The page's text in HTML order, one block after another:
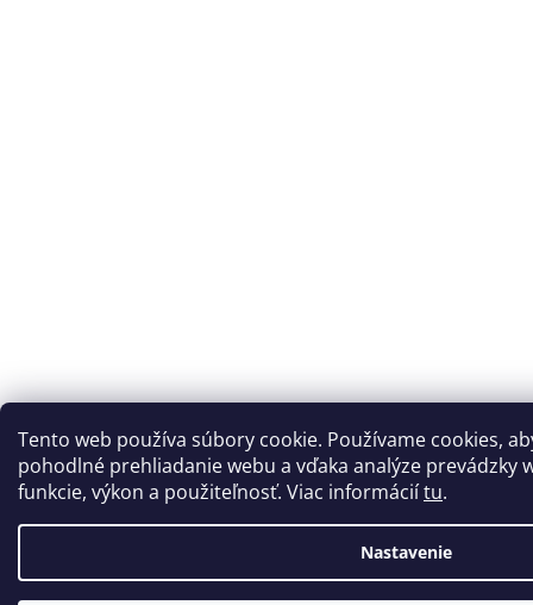
Tento web používa súbory cookie. Používame cookies,
pohodlné prehliadanie webu a vďaka analýze prevádzky
funkcie, výkon a použiteľnosť. Viac informáciítu.
Nastavenie